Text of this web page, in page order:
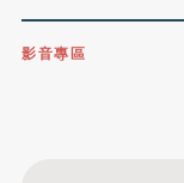
影音專區